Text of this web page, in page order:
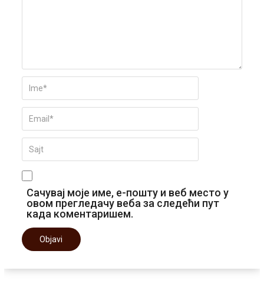
Сачувај моје име, е-пошту и веб место у
овом прегледачу веба за следећи пут
када коментаришем.